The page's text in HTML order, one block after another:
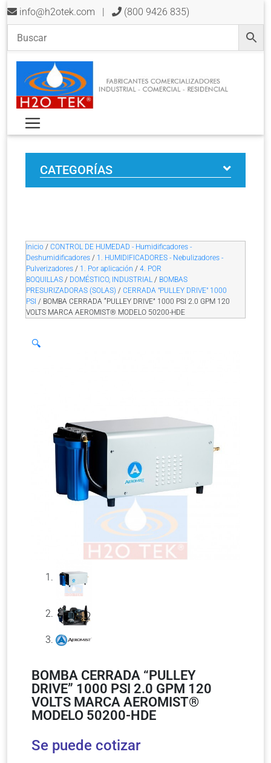
info@h2otek.com | (800 9426 835)
CATEGORÍAS
Inicio / CONTROL DE HUMEDAD - Humidificadores -
Deshumidificadores / 1. HUMIDIFICADORES - Nebulizadores -
Pulverizadores / 1. Por aplicación / 4. POR
BOQUILLAS / DOMÉSTICO, INDUSTRIAL / BOMBAS
PRESURIZADORAS (SOLAS) / CERRADA "PULLEY DRIVE" 1000
PSI / BOMBA CERRADA “PULLEY DRIVE” 1000 PSI 2.0 GPM 120
VOLTS MARCA AEROMIST® MODELO 50200-HDE
🔍
BOMBA CERRADA “PULLEY
DRIVE” 1000 PSI 2.0 GPM 120
VOLTS MARCA AEROMIST®
MODELO 50200-HDE
Se puede cotizar